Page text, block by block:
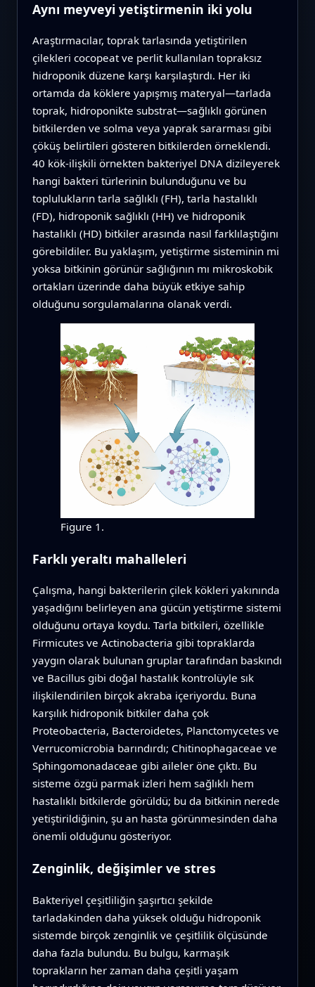
Aynı meyveyi yetiştirmenin iki yolu
Araştırmacılar, toprak tarlasında yetiştirilen
çilekleri cocopeat ve perlit kullanılan topraksız
hidroponik düzene karşı karşılaştırdı. Her iki
ortamda da köklere yapışmış materyal—tarlada
toprak, hidroponikte substrat—sağlıklı görünen
bitkilerden ve solma veya yaprak sararması gibi
çöküş belirtileri gösteren bitkilerden örneklendi.
40 kök‑ilişkili örnekten bakteriyel DNA dizileyerek
hangi bakteri türlerinin bulunduğunu ve bu
toplulukların tarla sağlıklı (FH), tarla hastalıklı
(FD), hidroponik sağlıklı (HH) ve hidroponik
hastalıklı (HD) bitkiler arasında nasıl farklılaştığını
görebildiler. Bu yaklaşım, yetiştirme sisteminin mi
yoksa bitkinin görünür sağlığının mı mikroskobik
ortakları üzerinde daha büyük etkiye sahip
olduğunu sorgulamalarına olanak verdi.
Figure 1.
Farklı yeraltı mahalleleri
Çalışma, hangi bakterilerin çilek kökleri yakınında
yaşadığını belirleyen ana gücün yetiştirme sistemi
olduğunu ortaya koydu. Tarla bitkileri, özellikle
Firmicutes ve Actinobacteria gibi topraklarda
yaygın olarak bulunan gruplar tarafından baskındı
ve Bacillus gibi doğal hastalık kontrolüyle sık
ilişkilendirilen birçok akraba içeriyordu. Buna
karşılık hidroponik bitkiler daha çok
Proteobacteria, Bacteroidetes, Planctomycetes ve
Verrucomicrobia barındırdı; Chitinophagaceae ve
Sphingomonadaceae gibi aileler öne çıktı. Bu
sisteme özgü parmak izleri hem sağlıklı hem
hastalıklı bitkilerde görüldü; bu da bitkinin nerede
yetiştirildiğinin, şu an hasta görünmesinden daha
önemli olduğunu gösteriyor.
Zenginlik, değişimler ve stres
Bakteriyel çeşitliliğin şaşırtıcı şekilde
tarladakinden daha yüksek olduğu hidroponik
sistemde birçok zenginlik ve çeşitlilik ölçüsünde
daha fazla bulundu. Bu bulgu, karmaşık
toprakların her zaman daha çeşitli yaşam